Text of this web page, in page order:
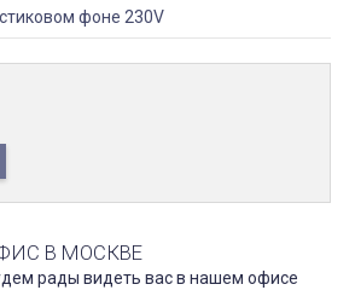
фоне 230V
В МОСКВЕ
рады видеть вас в нашем офисе